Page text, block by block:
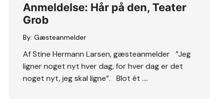
Anmeldelse: Hår på den, Teater
Grob
By: Gæsteanmelder
Af Stine Hermann Larsen, gæsteanmelder ”Jeg
ligner noget nyt hver dag, for hver dag er det
noget nyt, jeg skal ligne”. Blot ét ….